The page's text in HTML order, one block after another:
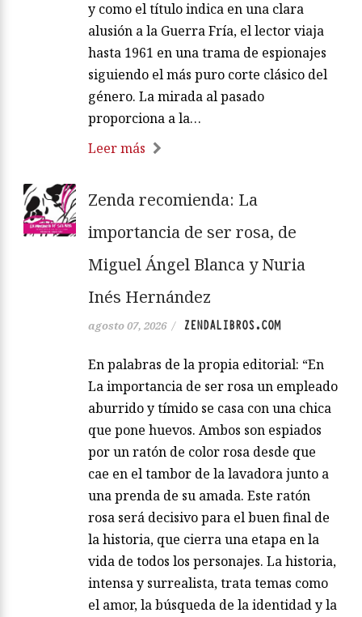
y como el título indica en una clara
alusión a la Guerra Fría, el lector viaja
hasta 1961 en una trama de espionajes
siguiendo el más puro corte clásico del
género. La mirada al pasado
proporciona a la…
Leer más
Zenda recomienda: La
importancia de ser rosa, de
Miguel Ángel Blanca y Nuria
Inés Hernández
agosto 07, 2026 / ZENDALIBROS.COM
En palabras de la propia editorial: “En
La importancia de ser rosa un empleado
aburrido y tímido se casa con una chica
que pone huevos. Ambos son espiados
por un ratón de color rosa desde que
cae en el tambor de la lavadora junto a
una prenda de su amada. Este ratón
rosa será decisivo para el buen final de
la historia, que cierra una etapa en la
vida de todos los personajes. La historia,
intensa y surrealista, trata temas como
el amor, la búsqueda de la identidad y la